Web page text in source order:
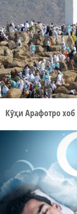
Кӯҳи Арафотро